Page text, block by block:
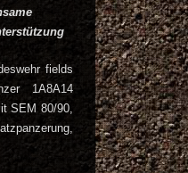
fields
1A8A14
SEM 80/90,